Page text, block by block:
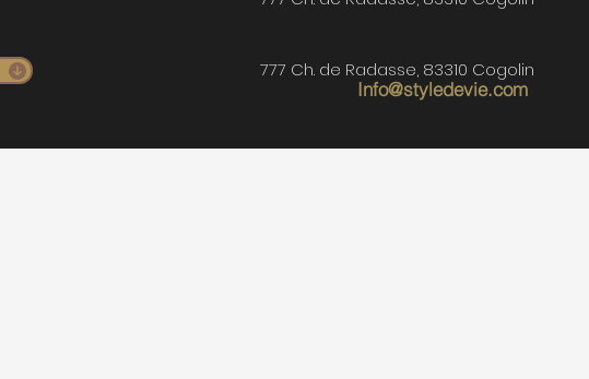
Info@styledevie.com
777 Ch. de Radasse, 83310 Cogolin